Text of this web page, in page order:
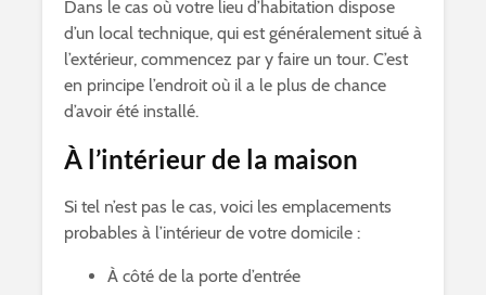
Dans le cas où votre lieu d’habitation dispose
d’un local technique, qui est généralement situé à
l’extérieur, commencez par y faire un tour. C’est
en principe l’endroit où il a le plus de chance
d’avoir été installé.
À l’intérieur de la maison
Si tel n’est pas le cas, voici les emplacements
probables à l’intérieur de votre domicile :
À côté de la porte d’entrée